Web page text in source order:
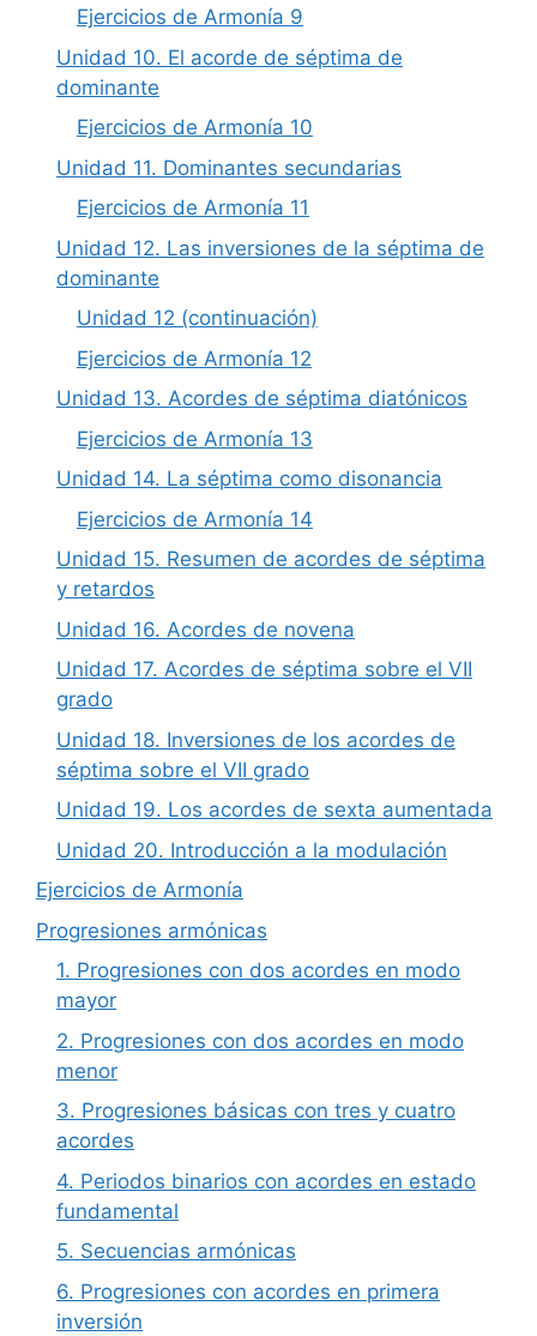
Ejercicios de Armonía 9
Unidad 10. El acorde de séptima de
dominante
Ejercicios de Armonía 10
Unidad 11. Dominantes secundarias
Ejercicios de Armonía 11
Unidad 12. Las inversiones de la séptima de
dominante
Unidad 12 (continuación)
Ejercicios de Armonía 12
Unidad 13. Acordes de séptima diatónicos
Ejercicios de Armonía 13
Unidad 14. La séptima como disonancia
Ejercicios de Armonía 14
Unidad 15. Resumen de acordes de séptima
y retardos
Unidad 16. Acordes de novena
Unidad 17. Acordes de séptima sobre el VII
grado
Unidad 18. Inversiones de los acordes de
séptima sobre el VII grado
Unidad 19. Los acordes de sexta aumentada
Unidad 20. Introducción a la modulación
Ejercicios de Armonía
Progresiones armónicas
1. Progresiones con dos acordes en modo
mayor
2. Progresiones con dos acordes en modo
menor
3. Progresiones básicas con tres y cuatro
acordes
4. Periodos binarios con acordes en estado
fundamental
5. Secuencias armónicas
6. Progresiones con acordes en primera
inversión